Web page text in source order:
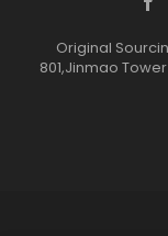
Original
801,Jinmao